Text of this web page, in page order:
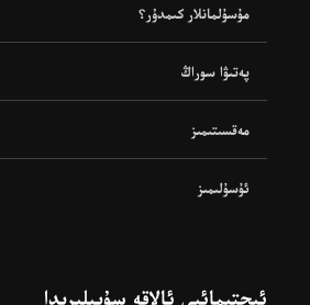
مۇسۇلمانلار كىمدۇر؟
پەتىۋا سوراڭ
مەقسىتىمىز
ئۇسۇلىمىز
ئىجتىمائىي ئالاقە سۇپىلىرىدا